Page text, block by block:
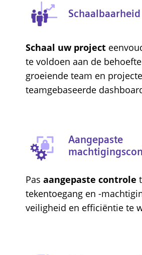
Schaalbaarheid
Schaal uw project
te voldoen aan de
groeiende team en
teamgebaseerde
Aangepaste
Pas aangepaste controle
tekentoegang en -
veiligheid en efficiëntie te